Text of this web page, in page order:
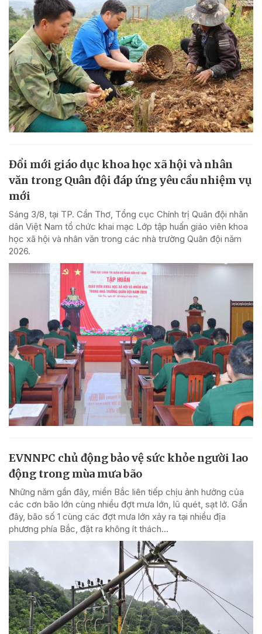
Đổi mới giáo dục khoa học xã hội và nhân
văn trong Quân đội đáp ứng yêu cầu nhiệm vụ
mới
Sáng 3/8, tại TP. Cần Thơ, Tổng cục Chính trị Quân đội nhân
dân Việt Nam tổ chức khai mạc Lớp tập huấn giáo viên khoa
học xã hội và nhân văn trong các nhà trường Quân đội năm
2026.
EVNNPC chủ động bảo vệ sức khỏe người lao
động trong mùa mưa bão
Những năm gần đây, miền Bắc liên tiếp chịu ảnh hưởng của
các cơn bão lớn cùng nhiều đợt mưa lớn, lũ quét, sạt lở. Gần
đây, bão số 1 cùng các đợt mưa lớn xảy ra tại nhiều địa
phương phía Bắc, đặt ra không ít thách...